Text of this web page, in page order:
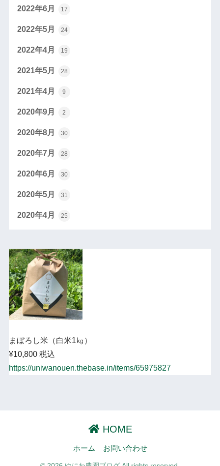
2022年6月 17
2022年5月 24
2022年4月 19
2021年5月 28
2021年4月 9
2020年9月 2
2020年8月 30
2020年7月 28
2020年6月 30
2020年5月 31
2020年4月 25
まぼろし米（白米1㎏）
¥10,800 税込
https://uniwanouen.thebase.in/items/65975827
HOME
ホーム お問い合わせ